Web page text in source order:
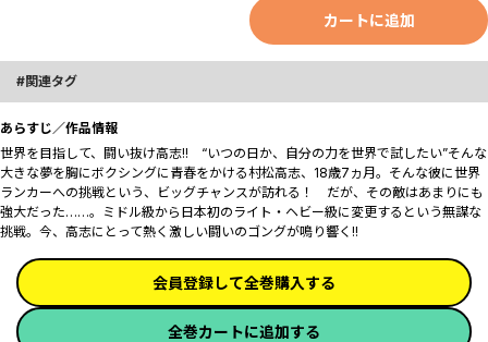
カートに追加
関連タグ
あらすじ／作品情報
世界を目指して、闘い抜け高志!! “いつの日か、自分の力を世界で試したい”そんな
大きな夢を胸にボクシングに青春をかける村松高志、18歳7ヵ月。そんな彼に世界
ランカーへの挑戦という、ビッグチャンスが訪れる！ だが、その敵はあまりにも
強大だった……。ミドル級から日本初のライト・ヘビー級に変更するという無謀な
挑戦。今、高志にとって熱く激しい闘いのゴングが鳴り響く!!
会員登録して全巻購入する
全巻カートに追加する